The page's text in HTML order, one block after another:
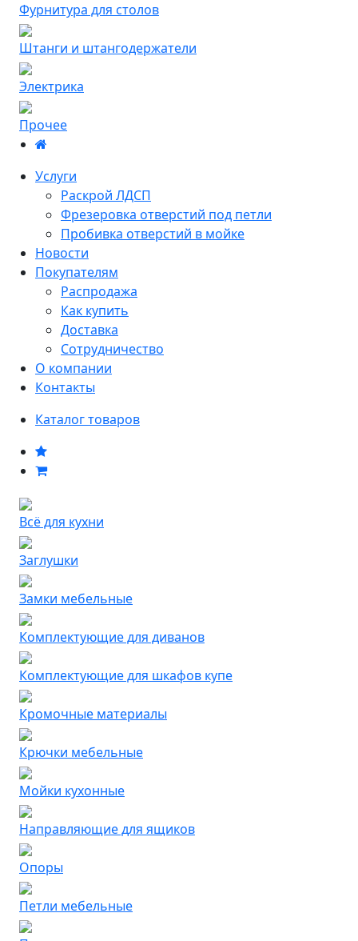
Фурнитура для столов
Штанги и штангодержатели
Электрика
Прочее
Услуги
Раскрой ЛДСП
Фрезеровка отверстий под петли
Пробивка отверстий в мойке
Новости
Покупателям
Распродажа
Как купить
Доставка
Сотрудничество
О компании
Контакты
Каталог товаров
Всё для кухни
Заглушки
Замки мебельные
Комплектующие для диванов
Комплектующие для шкафов купе
Кромочные материалы
Крючки мебельные
Мойки кухонные
Направляющие для ящиков
Опоры
Петли мебельные